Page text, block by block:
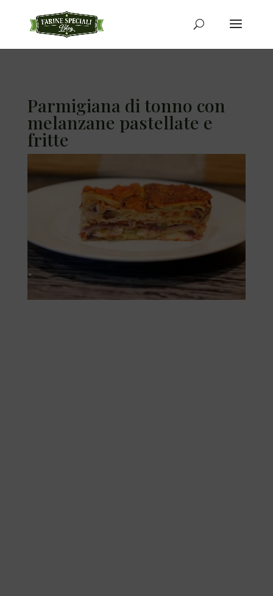
Parmigiana di tonno con
melanzane pastellate e
fritte